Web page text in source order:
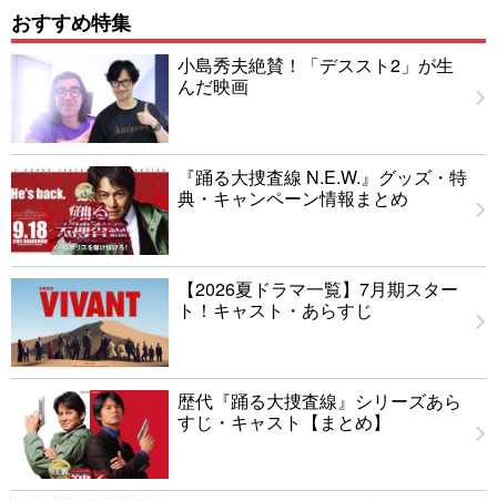
おすすめ特集
小島秀夫絶賛！「デススト2」が生
んだ映画
『踊る大捜査線 N.E.W.』グッズ・特
典・キャンペーン情報まとめ
【2026夏ドラマ一覧】7月期スター
ト！キャスト・あらすじ
歴代『踊る大捜査線』シリーズあら
すじ・キャスト【まとめ】